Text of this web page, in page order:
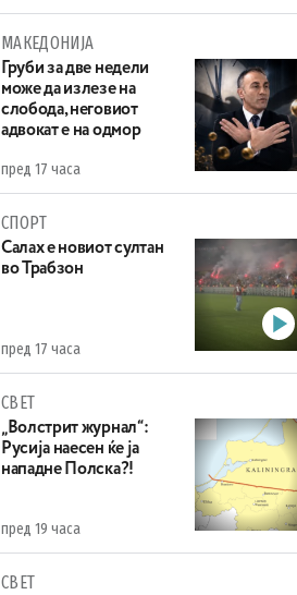
МАКЕДОНИЈА
Груби за две недели
може да излезе на
слобода, неговиот
адвокат е на одмор
пред 17 часа
СПОРТ
Салах е новиот султан
во Трабзон
пред 17 часа
СВЕТ
„Волстрит журнал“:
Русија наесен ќе ја
нападне Полска?!
пред 19 часа
СВЕТ